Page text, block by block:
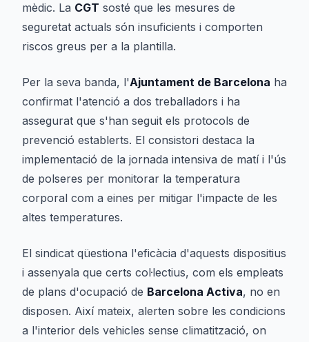
mèdic. La CGT sosté que les mesures de
seguretat actuals són insuficients i comporten
riscos greus per a la plantilla.
Per la seva banda, l'Ajuntament de Barcelona ha
confirmat l'atenció a dos treballadors i ha
assegurat que s'han seguit els protocols de
prevenció establerts. El consistori destaca la
implementació de la jornada intensiva de matí i l'ús
de polseres per monitorar la temperatura
corporal com a eines per mitigar l'impacte de les
altes temperatures.
El sindicat qüestiona l'eficàcia d'aquests dispositius
i assenyala que certs col·lectius, com els empleats
de plans d'ocupació de Barcelona Activa, no en
disposen. Així mateix, alerten sobre les condicions
a l'interior dels vehicles sense climatització, on